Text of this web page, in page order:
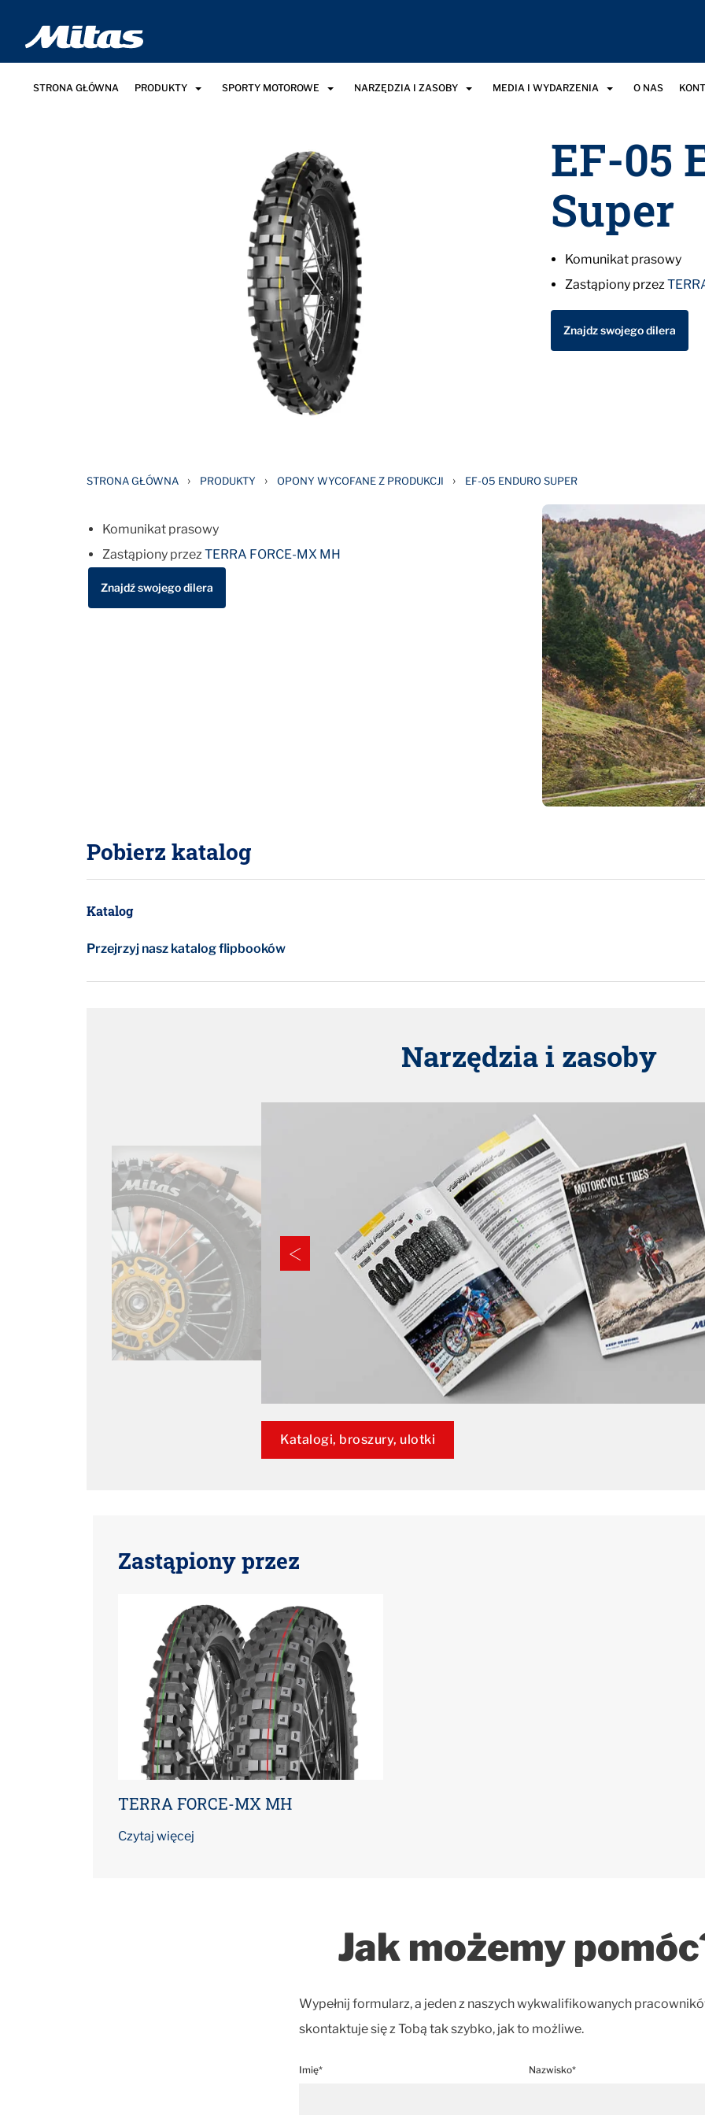
STRONA GŁÓWNA PRODUKTY SPORTY MOTOROWE NARZĘDZIA I ZASOBY MEDIA I WYDARZENIA O NAS
EF-05
Super
Komunikat prasowy
Zastąpiony przez
Znajdz swojego dilera
STRONA GŁÓWNA › PRODUKTY › OPONY WYCOFANE Z PRODUKCJI › EF-05 ENDURO SUPER
Komunikat prasowy
Zastąpiony przezTERRA FORCE-MX MH
Znajdź swojego dilera
Pobierz katalog
Katalog
Przejrzyj nasz katalog flipbooków
Narzędzia i zasoby
Katalogi, broszury, ulotki
Zastąpiony przez
TERRA FORCE-MX MH
Czytaj więcej
Jak możemy
Wypełnij formularz, a jeden z naszych wykwalifikowanych
skontaktuje się z Tobą tak szybko, jak to możliwe.
Imię* Nazwisko*